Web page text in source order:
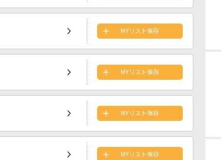
MYリスト保存
MYリスト保存
MYリスト保存
MYリスト保存